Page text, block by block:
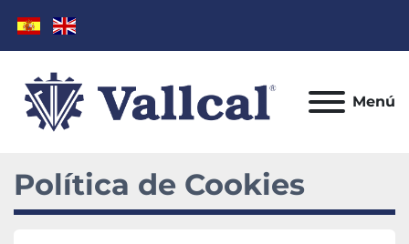
Menú
Política de Cookies